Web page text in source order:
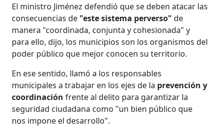
El ministro Jiménez defendió que se deben atacar las
consecuencias de "este sistema perverso"de
manera "coordinada, conjunta y cohesionada" y
para ello, dijo, los municipios son los organismos del
poder público que mejor conocen su territorio.
En ese sentido, llamó a los responsables
municipales a trabajar en los ejes de la prevención y
coordinación frente al delito para garantizar la
seguridad ciudadana como "un bien público que
nos impone el desarrollo".